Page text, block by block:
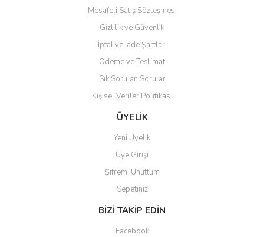
Mesafeli Satış Sözleşmesi
Gizlilik ve Güvenlik
İptal ve İade Şartları
Ödeme ve Teslimat
Sık Sorulan Sorular
Kişisel Veriler Politikası
ÜYELİK
Yeni Üyelik
Üye Girişi
Şifremi Unuttum
Sepetiniz
BİZİ TAKİP EDİN
Facebook